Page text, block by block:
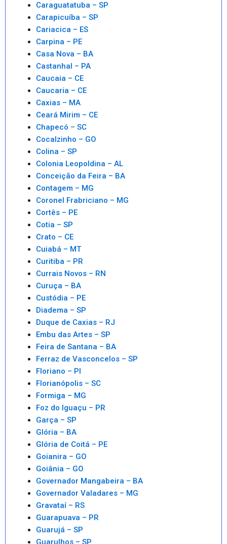
Caraguatatuba – SP
Carapicuíba – SP
Cariacica – ES
Carpina – PE
Casa Nova – BA
Castanhal – PA
Caucaia – CE
Caucaria – CE
Caxias – MA
Ceará Mirim – CE
Chapecó – SC
Cocalzinho – GO
Colina – SP
Colonia Leopoldina – AL
Conceição da Feira – BA
Contagem – MG
Coronel Frabriciano – MG
Cortês – PE
Cotia – SP
Crato – CE
Cuiabá – MT
Curitiba – PR
Currais Novos – RN
Curuça – BA
Custódia – PE
Diadema – SP
Duque de Caxias – RJ
Embu das Artes – SP
Feira de Santana – BA
Ferraz de Vasconcelos – SP
Floriano – PI
Florianópolis – SC
Formiga – MG
Foz do Iguaçu – PR
Garça – SP
Glória – BA
Glória de Coitá – PE
Goianira – GO
Goiânia – GO
Governador Mangabeira – BA
Governador Valadares – MG
Gravataí – RS
Guarapuava – PR
Guarujá – SP
Guarulhos – SP